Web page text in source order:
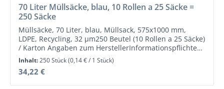
Durchschnittliche Bewertung von 0 von 5 Sternen
70 Liter Müllsäcke, blau, 10 Rollen a 25 Säcke =
250 Säcke
Müllsäcke, 70 Liter, blau, Müllsack, 575x1000 mm,
LDPE, Recycling, 32 µm250 Beutel (10 Rollen a 25 Säcke)
/ Karton Angaben zum HerstellerInformationspflichten
zur Produktsicherheitsverordnung (Bitte lesen Sie die
Warnhinweise und Sicherheitsinformationen auf dem
Datenblatt!)Abena Re-Seller GmbH, Liebigstraße 17,
24941 Flensburg Telefon (+49) 0461 978 876-0 Fax (+49)
Inhalt:250 Stück(0,14 € / 1 Stück)
Regulärer Preis:
34,22 €